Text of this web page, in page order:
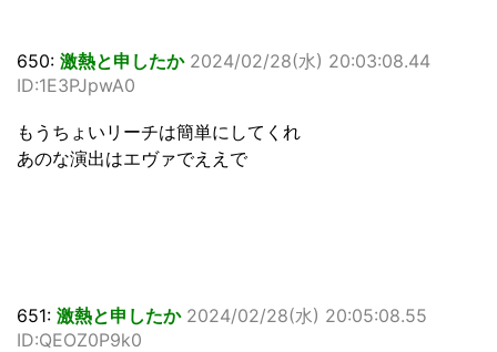
650: 激熱と申したか 2024/02/28(水) 20:03:08.44
ID:1E3PJpwA0
もうちょいリーチは簡単にしてくれ
あのな演出はエヴァでええで
651: 激熱と申したか 2024/02/28(水) 20:05:08.55
ID:QEOZ0P9k0